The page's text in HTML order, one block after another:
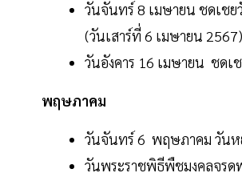
วันจันทร์ 8 เมษายน ชดเช
(วันเสาร์ที่ 6 เมษายน 2567)
วันอังคาร 16 เมษายน ชดเ
พฤษภาคม
วันจันทร์ 6 พฤษภาคม วันห
วันพระราชพิธีพืชมงคลจรด